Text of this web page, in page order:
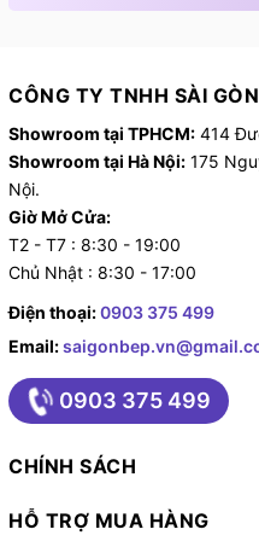
80 kg
Chiều dài ống thoát
182 cm
Hãng:
LG
CÔNG TY TNHH SÀI
Showroom tại TPHCM: 414
Showroom tại Hà Nội: 175
Nội.
Giờ Mở Cửa:
T2 - T7 : 8:30 - 19:00
Chủ Nhật : 8:30 - 17:00
Điện thoại:0903 375 499
Email:
0903 375 499
CHÍNH SÁCH
HỖ TRỢ MUA HÀNG